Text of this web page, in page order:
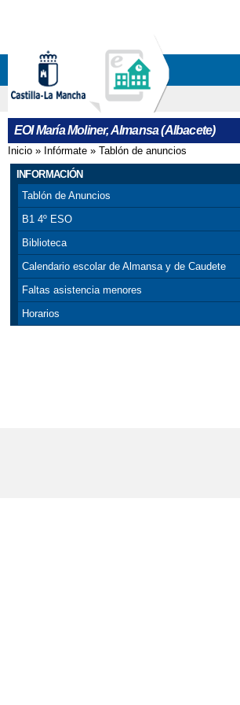
EOI María Moliner, Almansa (Albacete)
Se encuentra usted aquí
Inicio » Infórmate » Tablón de anuncios
INFORMACIÓN
Tablón de Anuncios
B1 4º ESO
Biblioteca
Calendario escolar de Almansa y de Caudete
Faltas asistencia menores
Horarios